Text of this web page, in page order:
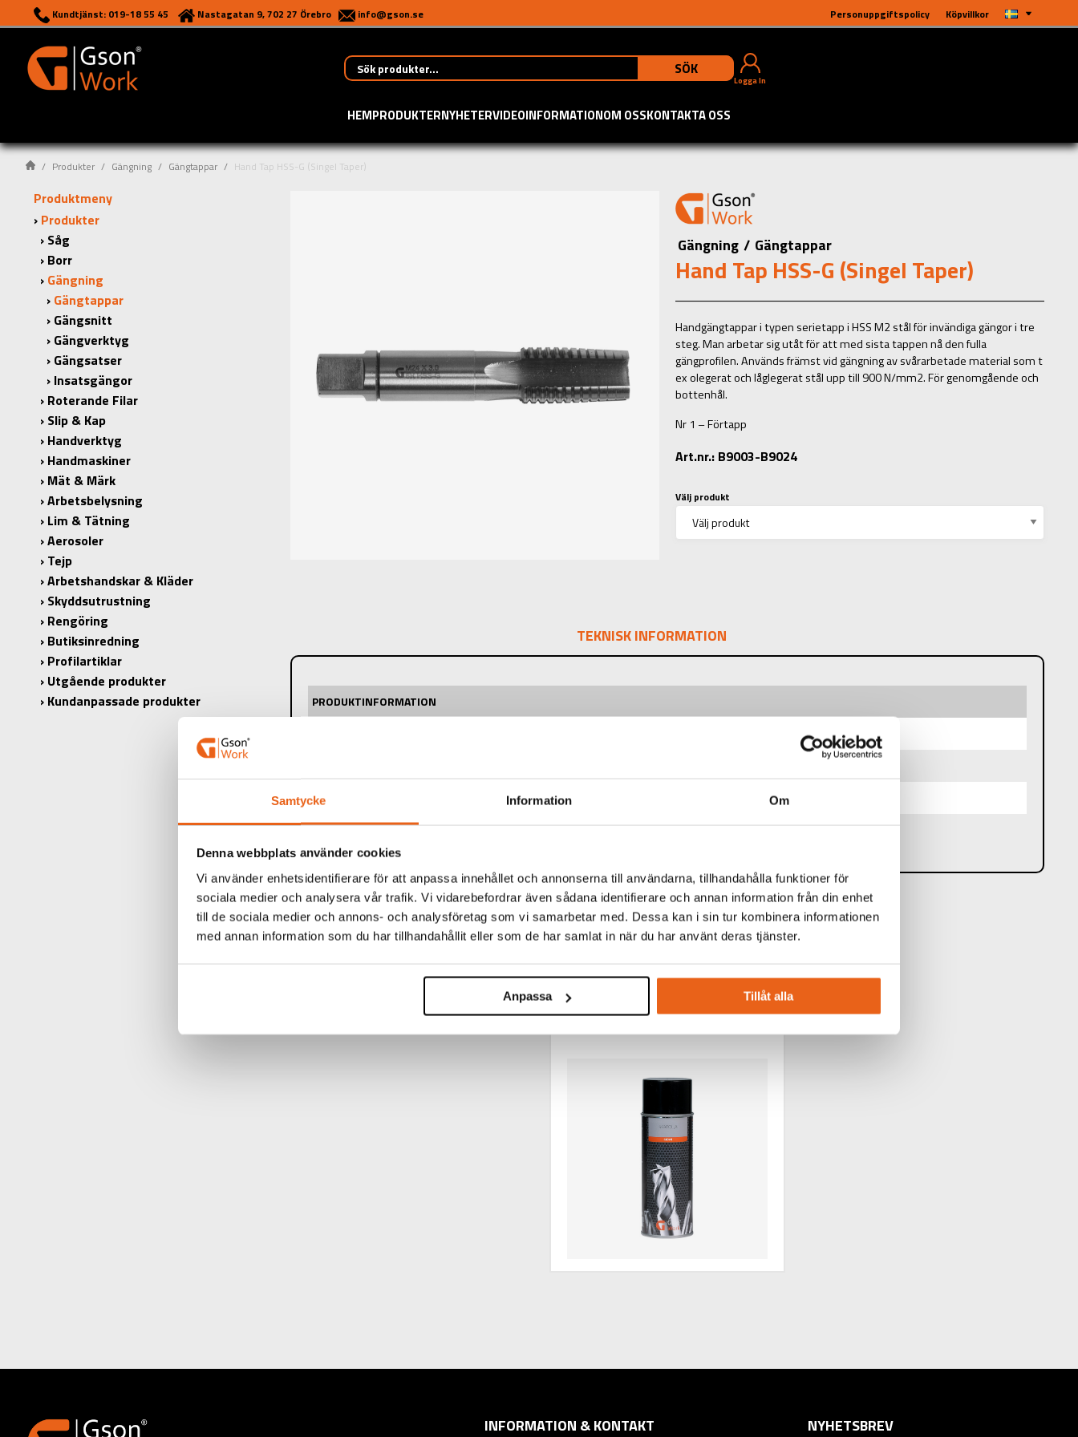
Samtycke Information Om
Denna webbplats använder cookies
Vi använder enhetsidentifierare för att anpassa innehållet och annonserna till användarna, tillhandahålla funktioner för
sociala medier och analysera vår trafik. Vi vidarebefordrar även sådana identifierare och annan information från din enhet
till de sociala medier och annons- och analysföretag som vi samarbetar med. Dessa kan i sin tur kombinera informationen
med annan information som du har tillhandahållit eller som de har samlat in när du har använt deras tjänster.
Anpassa Tillåt alla
Personuppgiftspolicy Köpvillkor
Kundtjänst: 019-18 55 45 Nastagatan 9, 702 27 Örebro info@gson.se
SÖK
Logga In
HEMPRODUKTERNYHETERVIDEOINFORMATIONOM OSSKONTAKTA OSS
Produkter Gängning Gängtappar Hand Tap HSS-G (Singel Taper)
Produktmeny
Produkter
Såg
Borr
Gängning
Gängtappar
Gängsnitt
Gängverktyg
Gängsatser
Insatsgängor
Roterande Filar
Slip & Kap
Handverktyg
Handmaskiner
Mät & Märk
Arbetsbelysning
Lim & Tätning
Aerosoler
Tejp
Arbetshandskar & Kläder
Skyddsutrustning
Rengöring
Butiksinredning
Profilartiklar
Utgående produkter
Kundanpassade produkter
Gängning / Gängtappar
Hand Tap HSS-G (Singel Taper)
Handgängtappar i typen serietapp i HSS M2 stål för invändiga gängor i tre
steg. Man arbetar sig utåt för att med sista tappen nå den fulla
gängprofilen. Används främst vid gängning av svårarbetade material som t
ex olegerat och låglegerat stål upp till 900 N/mm2. För genomgående och
bottenhål.
Nr 1 – Förtapp
Art.nr.: B9003-B9024
Välj produkt
TEKNISK INFORMATION
PRODUKTINFORMATION
DIMENSION Ø:
ANTAL I KARTONG:
10 st
RELATERADE PRODUKTER
Aerosoler / Smörjoljor
INFORMATION & KONTAKT NYHETSBREV